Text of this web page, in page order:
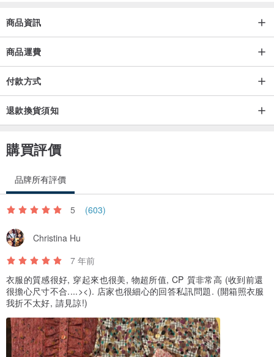
商品資訊
商品運費
付款方式
退款換貨須知
購買評價
品牌所有評價
5 (603)
Christina Hu
7 年前
衣服的質感很好, 穿起來也很美, 物超所值, CP 質非常高 (收到前還
很擔心尺寸不合....><). 店家也很細心的回答私訊問題. (開箱照衣服
我折不太好, 請見諒!)